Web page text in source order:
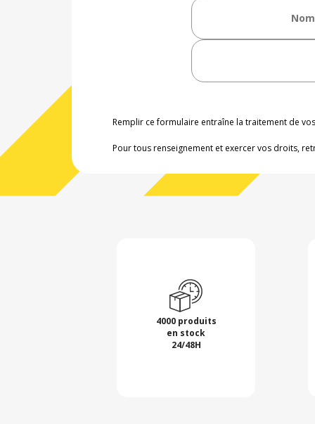
Remplir ce formulaire entraîne la traitement de
Pour tous renseignement et exercer vos droits,
4000 produits
en stock
24/48H